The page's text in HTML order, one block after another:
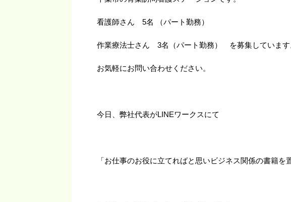
看護師さん 5名 （パート勤務）
作業療法士さん 3名（パート勤務） を募集しています
お気軽にお問い合わせください。
今日、弊社代表がLINEワークスにて
「お仕事のお役に立てればと思いビジネス関係の書籍を